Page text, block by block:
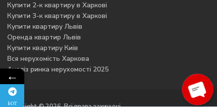
Купити 2-к квартиру в Харкові
Купити 3-к квартиру в Харкові
Купити квартиру Львів
Оренда квартир Львів
Купити квартиру Киів
Вся нерухомість Харкова
Аналіз ринка нерухомості 2025
←
БОТ